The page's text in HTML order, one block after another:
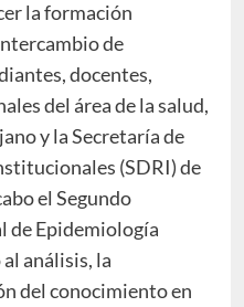
la formación
de
docentes,
del área de la salud,
y la Secretaría de
(SDRI) de
el Segundo
de Epidemiología
análisis, la
del conocimiento en